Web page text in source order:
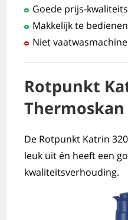
Goede prijs-
Makkelijk te bedienen
Niet
Rotpunkt
Thermoskan
De Rotpunkt Katrin
leuk uit én heeft een
kwaliteitsverhouding.